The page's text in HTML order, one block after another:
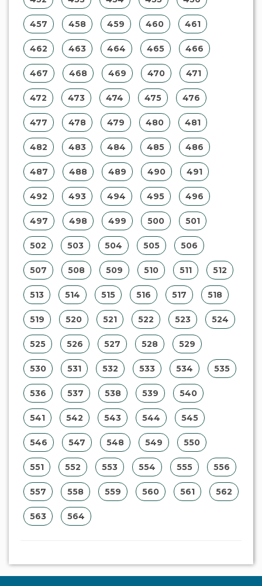
457 458 459 460 461
462 463 464 465 466
467 468 469 470 471
472 473 474 475 476
477 478 479 480 481
482 483 484 485 486
487 488 489 490 491
492 493 494 495 496
497 498 499 500 501
502 503 504 505 506
507 508 509 510 511 512
513 514 515 516 517 518
519 520 521 522 523 524
525 526 527 528 529
530 531 532 533 534 535
536 537 538 539 540
541 542 543 544 545
546 547 548 549 550
551 552 553 554 555 556
557 558 559 560 561 562
563 564